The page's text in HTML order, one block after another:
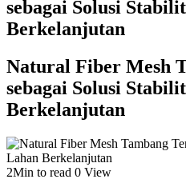
sebagai Solusi
Berkelanjutan
Natural Fiber Mesh
sebagai Solusi
Berkelanjutan
2Min to read 0 View